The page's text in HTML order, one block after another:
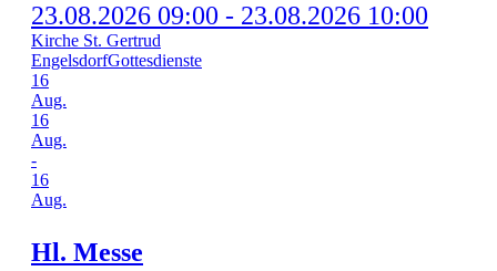
23.08.2026 09:00 - 23.08.2026 10:00
Kirche St. Gertrud
EngelsdorfGottesdienste
16
Aug.
16
Aug.
-
16
Aug.
Hl. Mes­se